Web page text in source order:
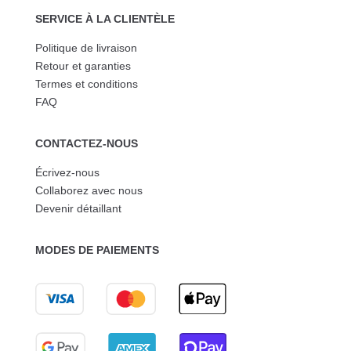
SERVICE À LA CLIENTÈLE
Politique de livraison
Retour et garanties
Termes et conditions
FAQ
CONTACTEZ-NOUS
Écrivez-nous
Collaborez avec nous
Devenir détaillant
MODES DE PAIEMENTS